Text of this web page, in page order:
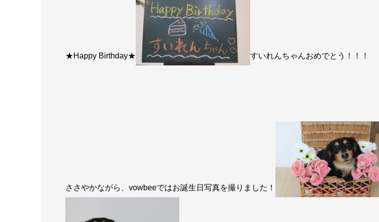
★Happy Birthday★ すいれんちゃんおめでとう！！！
ささやかながら、vowbeeではお誕生日写真を撮りました！